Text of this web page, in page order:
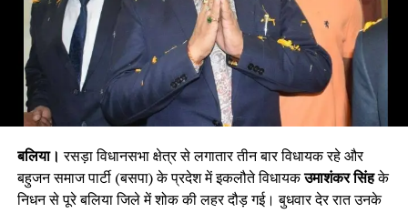
बलिया। रसड़ा विधानसभा क्षेत्र से लगातार तीन बार विधायक रहे और
बहुजन समाज पार्टी (बसपा) के प्रदेश में इकलौते विधायकउमाशंकर सिंहके
निधन से पूरे बलिया जिले में शोक की लहर दौड़ गई। बुधवार देर रात उनके